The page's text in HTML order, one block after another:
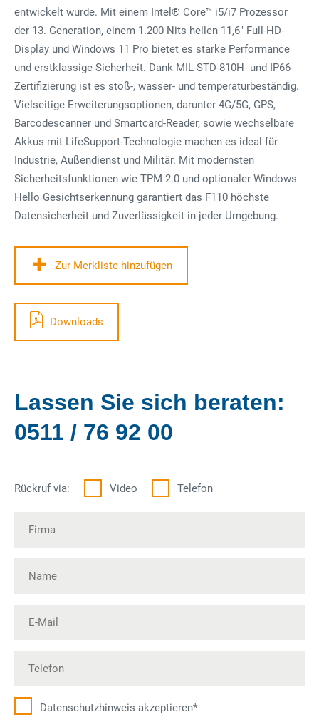
entwickelt wurde. Mit einem Intel® Core™ i5/i7 Prozessor
der 13. Generation, einem 1.200 Nits hellen 11,6" Full-HD-
Display und Windows 11 Pro bietet es starke Performance
und erstklassige Sicherheit. Dank MIL-STD-810H- und IP66-
Zertifizierung ist es stoß-, wasser- und temperaturbeständig.
Vielseitige Erweiterungsoptionen, darunter 4G/5G, GPS,
Barcodescanner und Smartcard-Reader, sowie wechselbare
Akkus mit LifeSupport-Technologie machen es ideal für
Industrie, Außendienst und Militär. Mit modernsten
Sicherheitsfunktionen wie TPM 2.0 und optionaler Windows
Hello Gesichtserkennung garantiert das F110 höchste
Datensicherheit und Zuverlässigkeit in jeder Umgebung.
Zur Merkliste hinzufügen
Downloads
Lassen Sie sich beraten:
0511 / 76 92 00
Rückruf via: Video Telefon
Datenschutz­hinweis akzeptieren*